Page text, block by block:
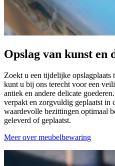
Opslag van kunst en
Zoekt u een tijdelijke opslagplaats
kunt u bij ons terecht voor een
antiek en andere delicate
verpakt en zorgvuldig geplaatst in
waardevolle bezittingen optimaal
geleverd of geplaatst.
Meer over meubelbewaring